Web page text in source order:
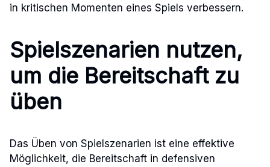
in kritischen Momenten eines Spiels verbessern.
Spielszenarien nutzen,
um die Bereitschaft zu
üben
Das Üben von Spielszenarien ist eine effektive
Möglichkeit, die Bereitschaft in defensiven